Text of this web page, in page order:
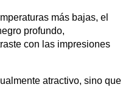
más bajas, el
profundo,
con las impresiones
atractivo, sino que